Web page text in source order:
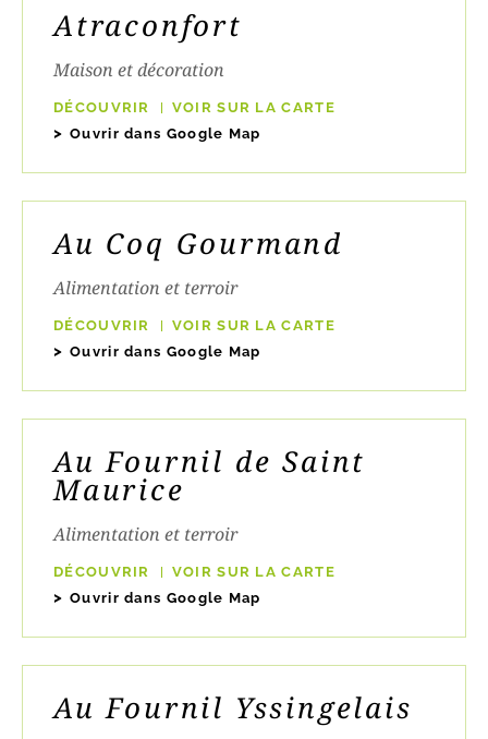
Atraconfort
Maison et décoration
DÉCOUVRIR
VOIR SUR LA CARTE
Ouvrir dans Google Map
Au Coq Gourmand
Alimentation et terroir
DÉCOUVRIR
VOIR SUR LA CARTE
Ouvrir dans Google Map
Au Fournil de Saint
Maurice
Alimentation et terroir
DÉCOUVRIR
VOIR SUR LA CARTE
Ouvrir dans Google Map
Au Fournil Yssingelais